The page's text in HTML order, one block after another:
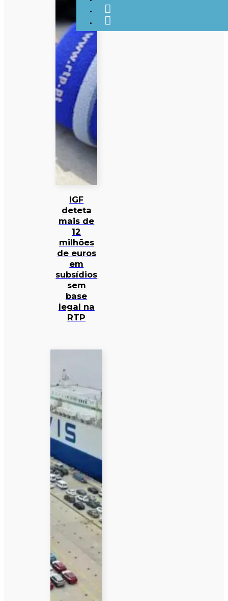
IGF
deteta
mais de
12
milhões
de euros
em
subsídios
sem
base
legal na
RTP